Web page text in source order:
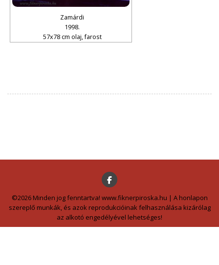
Zamárdi
1998.
57x78 cm olaj, farost
©2026 Minden jog fenntartva! www.fiknerpiroska.hu | A honlapon
szereplő munkák, és azok reprodukcióinak felhasználása kizárólag
az alkotó engedélyével lehetséges!